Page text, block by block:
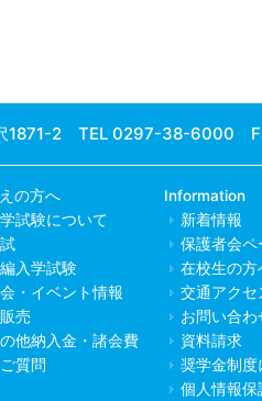
1871-2 TEL 0297-38-6000
の方へ
試験について
入学試験
・イベント情報
売
他納入金・諸会費
質問
Information
新着情報
保護者会ペ
在校生の方
交通アクセ
お問い合わ
資料請求
奨学金制度
個人情報保